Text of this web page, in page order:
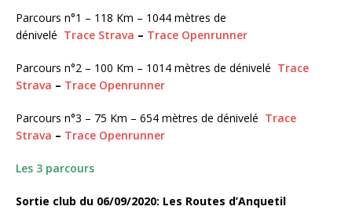
Parcours n°1 – 118 Km – 1044 mètres de
dénivelé Trace Strava – Trace Openrunner
Parcours n°2 – 100 Km – 1014 mètres de dénivelé Trace
Strava – Trace Openrunner
Parcours n°3 – 75 Km – 654 mètres de dénivelé Trace
Strava – Trace Openrunner
Les 3 parcours
Sortie club du 06/09/2020: Les Routes d’Anquetil